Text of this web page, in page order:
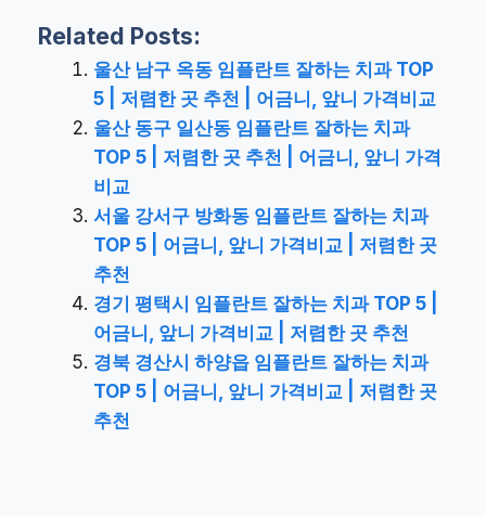
Related Posts:
울산 남구 옥동 임플란트 잘하는 치과 TOP
5 | 저렴한 곳 추천 | 어금니, 앞니 가격비교
울산 동구 일산동 임플란트 잘하는 치과
TOP 5 | 저렴한 곳 추천 | 어금니, 앞니 가격
비교
서울 강서구 방화동 임플란트 잘하는 치과
TOP 5 | 어금니, 앞니 가격비교 | 저렴한 곳
추천
경기 평택시 임플란트 잘하는 치과 TOP 5 |
어금니, 앞니 가격비교 | 저렴한 곳 추천
경북 경산시 하양읍 임플란트 잘하는 치과
TOP 5 | 어금니, 앞니 가격비교 | 저렴한 곳
추천